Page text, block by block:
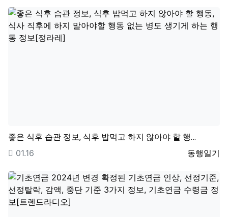
좋은 식후 습관 정보, 식후 밥먹고 하지 않아야 할 행…
등록자
동행일기
등록일
01.16